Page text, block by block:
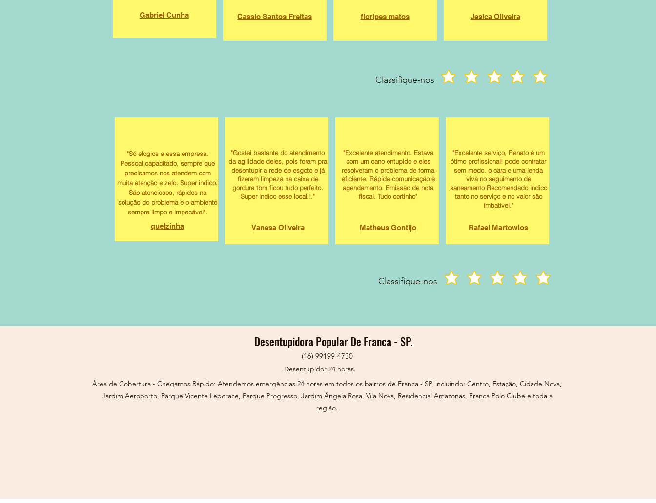
Gabriel Cunha Cassio Santos Freitas floripes matos Jesica Oliveira
Classifique-nos
"Só elogios a essa empresa.
Pessoal capacitado, sempre que
precisamos nos atendem com
muita atenção e zelo. Super indico.
São atenciosos, rápidos na
solução do problema e o ambiente
sempre limpo e impecável".
quelzinha
"Gostei bastante do atendimento
da agilidade deles, pois foram pra
desentupir a rede de esgoto e já
fizeram limpeza na caixa de
gordura tbm ficou tudo perfeito.
Super indico esse local.!."
Vanesa Oliveira
"Excelente atendimento. Estava
com um cano entupido e eles
resolveram o problema de forma
eficiente. Rápida comunicação e
agendamento. Emissão de nota
fiscal. Tudo certinho"
Matheus Gontijo
"Excelente serviço, Renato é um
ótimo profissional! pode contratar
sem medo. o cara e uma lenda
viva no seguimento de
saneamento Recomendado indico
tanto no serviço e no valor são
imbatível."
Rafael Martowlos
Classifique-nos
Desentupidora Popular De Franca - SP.
(16) 99199-4730
Desentupidor 24 horas.
Área de Cobertura - Chegamos Rápido: Atendemos emergências 24 horas em todos os bairros de Franca - SP, incluindo: Centro, Estação, Cidade Nova,
Jardim Aeroporto, Parque Vicente Leporace, Parque Progresso, Jardim Ângela Rosa, Vila Nova, Residencial Amazonas, Franca Polo Clube e toda a
região.